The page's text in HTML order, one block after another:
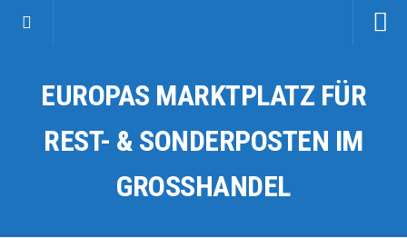
Kategorien
Auto & Motorrad
Fahrzeuge & Transport
EUROPAS MARKTPLATZ FÜR
REST- & SONDERPOSTEN IM
GROSSHANDEL